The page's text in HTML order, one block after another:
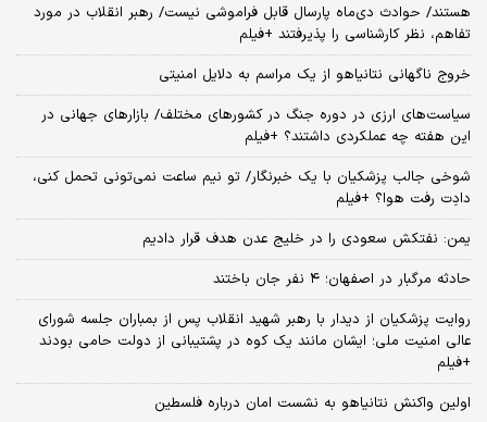
هستند/ حوادث دی‌ماه پارسال قابل فراموشی نیست/ رهبر انقلاب در مورد
تفاهم، نظر کارشناسی را پذیرفتند +فیلم
خروج ناگهانی نتانیاهو از یک مراسم به دلایل امنیتی
سیاست‌های ارزی در دوره جنگ در کشورهای مختلف/ بازارهای جهانی در
این هفته چه عملکردی داشتند؟ +فیلم
شوخی جالب پزشکیان با یک خبرنگار/ تو نیم ساعت نمی‌تونی تحمل کنی،
دادِت رفت هوا؟ +فیلم
یمن: نفتکش سعودی را در خلیج عدن هدف قرار دادیم
حادثه مرگبار در اصفهان؛ ۴ نفر جان باختند
روایت پزشکیان از دیدار با رهبر شهید انقلاب پس از بمباران جلسه شورای
عالی امنیت ملی؛ ایشان مانند یک کوه در پشتیبانی از دولت حامی بودند
+فیلم
اولین واکنش نتانیاهو به نشست امان درباره فلسطین